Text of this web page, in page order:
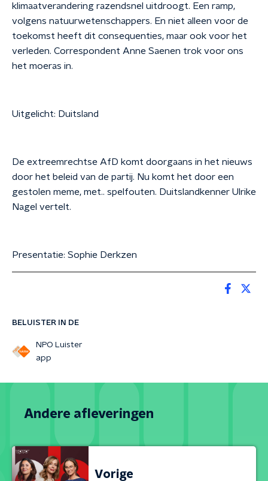
BELUISTER IN DE
NPO Luister
app
klimaatverandering razendsnel uitdroogt. Een ramp,
volgens natuurwetenschappers. En niet alleen voor de
toekomst heeft dit consequenties, maar ook voor het
verleden. Correspondent Anne Saenen trok voor ons
het moeras in.
Uitgelicht: Duitsland
De extreemrechtse AfD komt doorgaans in het nieuws
door het beleid van de partij. Nu komt het door een
gestolen meme, met.. spelfouten. Duitslandkenner Ulrike
Nagel vertelt.
Presentatie: Sophie Derkzen
Andere afleveringen
Vorige